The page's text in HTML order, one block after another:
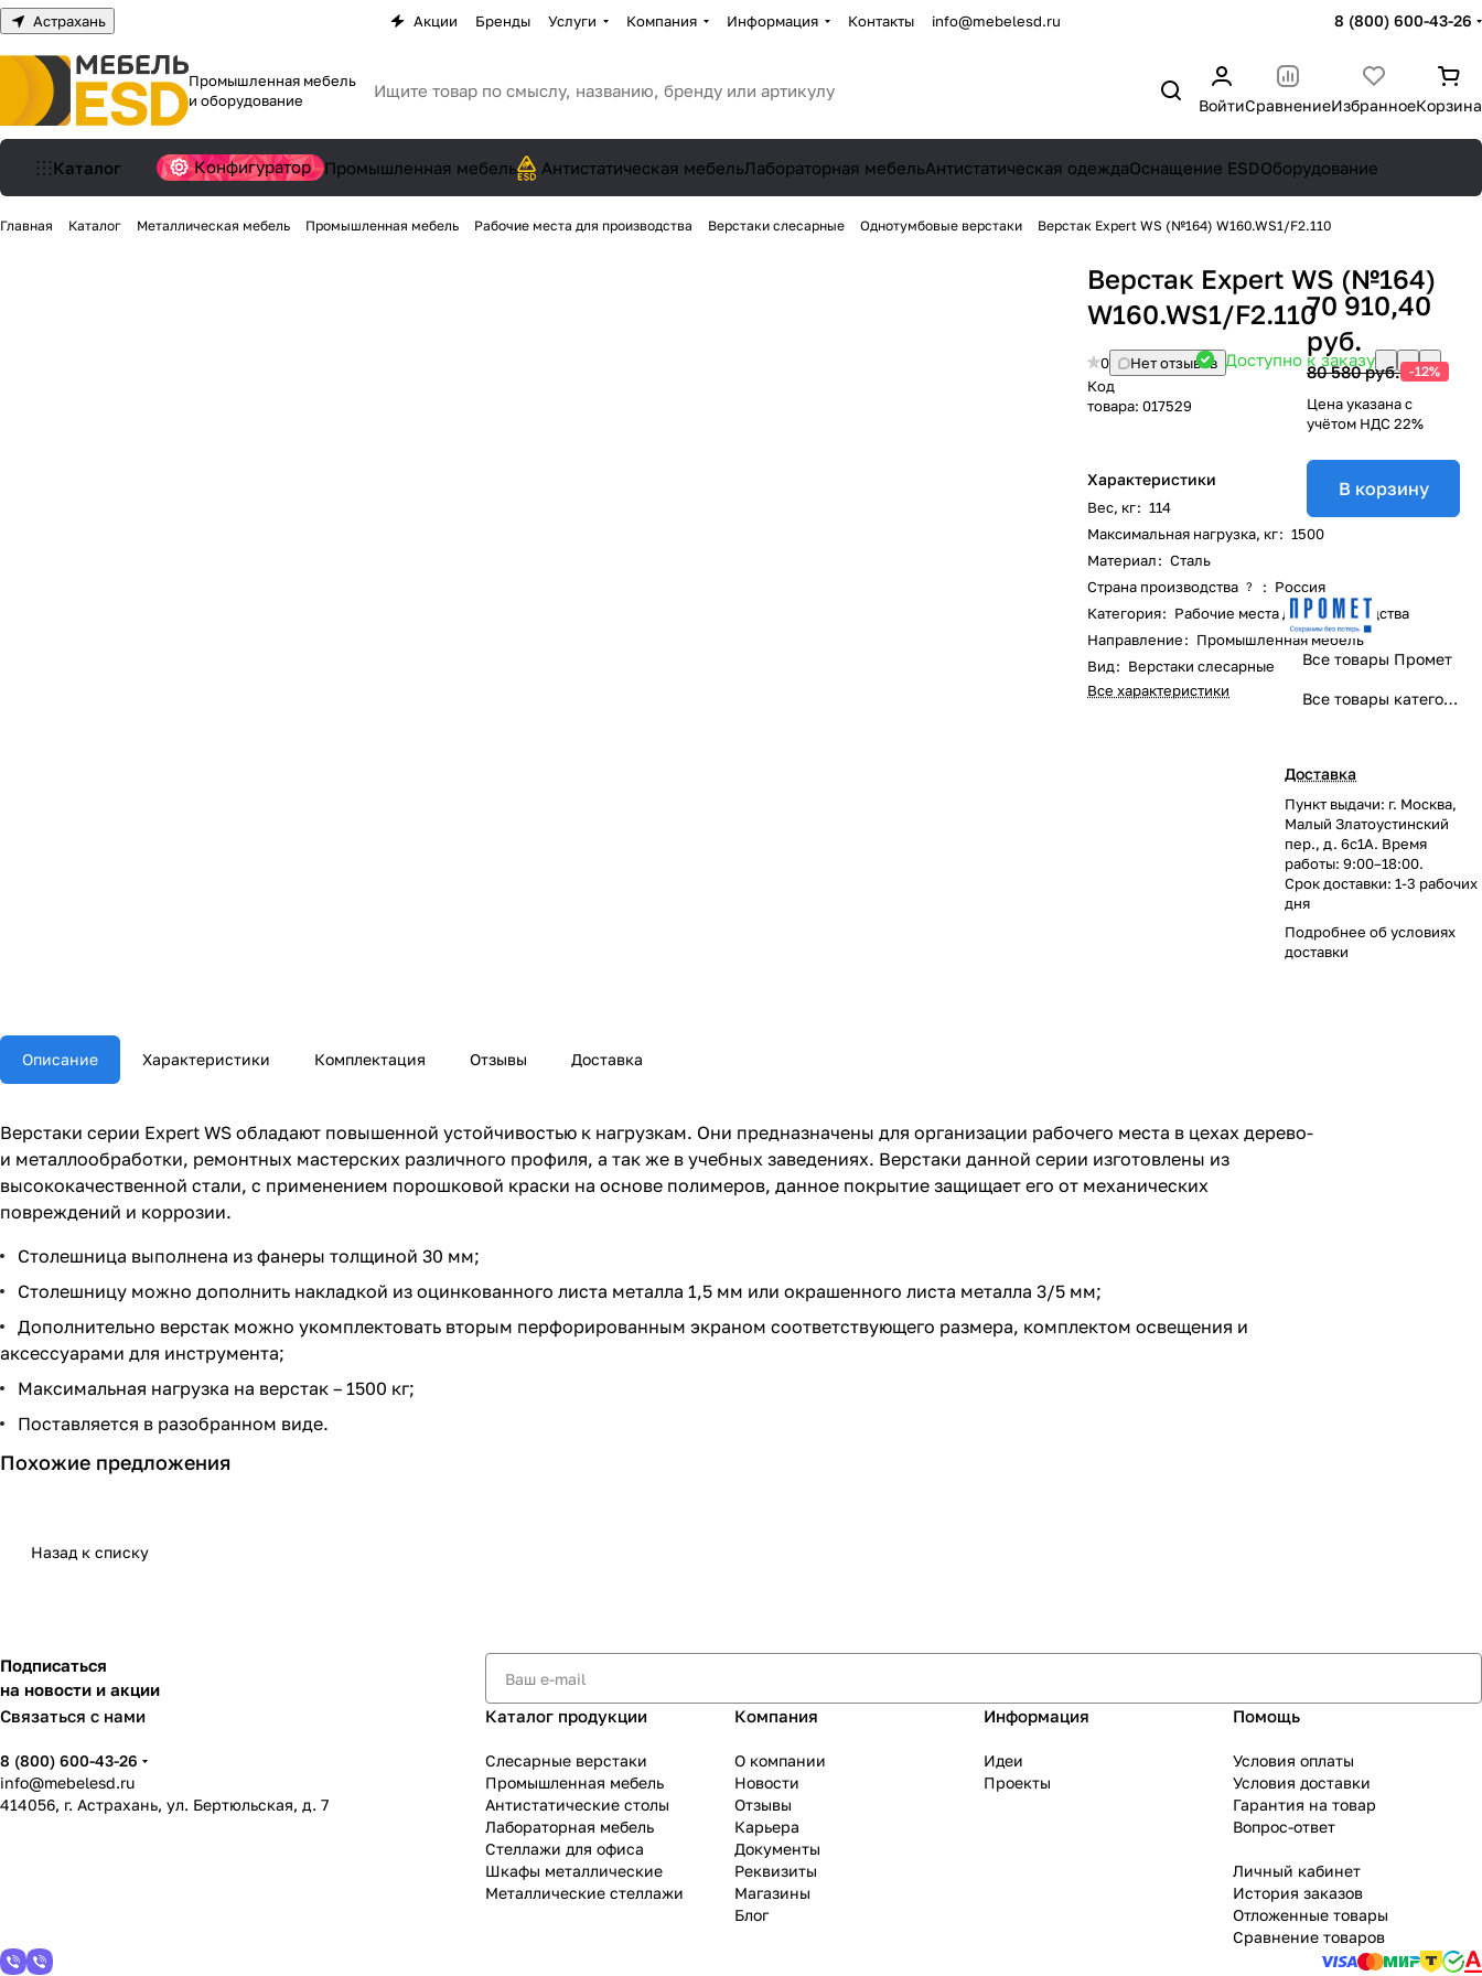
Астрахань Акции Бренды Услуги Компания Информация Контакты info@mebelesd.ru 8 (800) 600-43-26
Промышленная мебель
и оборудование
ВойтиСравнениеИзбранноеКорзина
Каталог Конфигуратор Промышленная мебель Антистатическая мебельЛабораторная мебельАнтистатическая одеждаОснащение ESDОборудование
Главная Каталог Металлическая мебель Промышленная мебель Рабочие места для производства Верстаки слесарные Однотумбовые верстаки Верстак Expert WS (№164) W160.WS1/F2.110
Верстак Expert WS (№164)
W160.WS1/F2.110
0
Нет отзывов
Код
товара: 017529
Доступно к заказу
Характеристики
Вес, кг: 114
Максимальная нагрузка, кг: 1500
Материал: Сталь
Страна производства ? : Россия
Категория: Рабочие места для производства
Направление: Промышленная мебель
Вид: Верстаки слесарные
Все характеристики
70 910,40
руб.
80 580 руб. -12%
Цена указана с
учётом НДС 22%
В корзину
Все товары Промет
Все товары категории
Доставка
Пункт выдачи: г. Москва,
Малый Златоустинский
пер., д. 6с1А. Время
работы: 9:00–18:00.
Срок доставки: 1-3 рабочих
дня
Подробнее обусловиях
доставки
Описание Характеристики Комплектация Отзывы Доставка
Верстаки серии Expert WS обладают повышенной устойчивостью к нагрузкам. Они предназначены для организации рабочего места в цехах дерево-
и металлообработки, ремонтных мастерских различного профиля, а так же в учебных заведениях. Верстаки данной серии изготовлены из
высококачественной стали, с применением порошковой краски на основе полимеров, данное покрытие защищает его от механических
повреждений и коррозии.
Столешница выполнена из фанеры толщиной 30 мм;
Столешницу можно дополнить накладкой из оцинкованного листа металла 1,5 мм или окрашенного листа металла 3/5 мм;
Дополнительно верстак можно укомплектовать вторым перфорированным экраном соответствующего размера, комплектом освещения и
аксессуарами для инструмента;
Максимальная нагрузка на верстак – 1500 кг;
Поставляется в разобранном виде.
Похожие предложения
Назад к списку
Подписаться
на новости и акции
Связаться с нами
8 (800) 600-43-26
info@mebelesd.ru
414056, г. Астрахань, ул. Бертюльская, д. 7
Каталог продукции
Слесарные верстаки
Промышленная мебель
Антистатические столы
Лабораторная мебель
Стеллажи для офиса
Шкафы металлические
Металлические стеллажи
Компания
О компании
Новости
Отзывы
Карьера
Документы
Реквизиты
Магазины
Блог
Информация
Идеи
Проекты
Помощь
Условия оплаты
Условия доставки
Гарантия на товар
Вопрос-ответ
Личный кабинет
История заказов
Отложенные товары
Сравнение товаров